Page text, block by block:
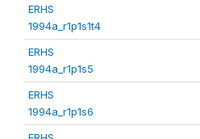
ERHS
1994a_r1p1s1t4
ERHS
1994a_r1p1s5
ERHS
1994a_r1p1s6